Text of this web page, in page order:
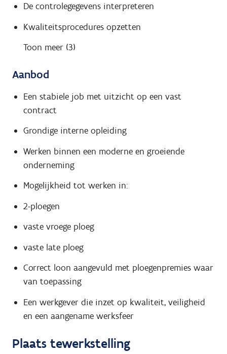
De controlegegevens interpreteren
Kwaliteitsprocedures opzetten
Toon meer (3)
Aanbod
Een stabiele job met uitzicht op een vast
contract
Grondige interne opleiding
Werken binnen een moderne en groeiende
onderneming
Mogelijkheid tot werken in:
2-ploegen
vaste vroege ploeg
vaste late ploeg
Correct loon aangevuld met ploegenpremies waar
van toepassing
Een werkgever die inzet op kwaliteit, veiligheid
en een aangename werksfeer
Plaats tewerkstelling